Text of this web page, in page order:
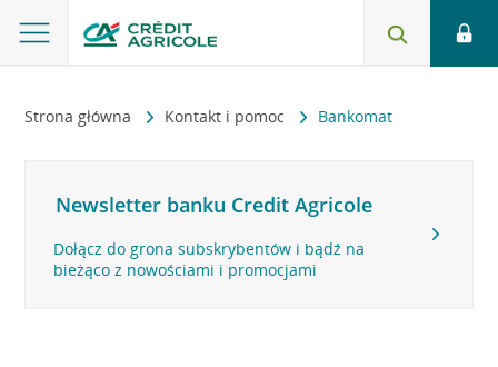
Strona główna Kontakt i pomoc Bankomat
Newsletter banku Credit Agricole
Dołącz do grona subskrybentów i bądź na
bieżąco z nowościami i promocjami